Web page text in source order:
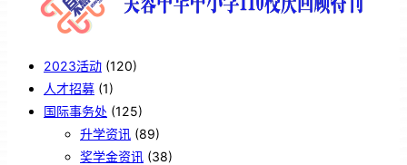
2023活动 (120)
人才招募 (1)
国际事务处 (125)
升学资讯 (89)
奖学金资讯 (38)